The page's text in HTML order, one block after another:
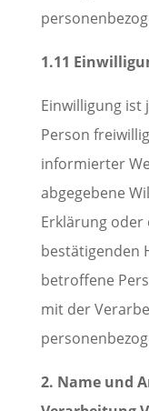
1.11
Einwilligung
Person
informierter
abgegebene
Erklärung
bestätigenden
betroffene
mit der
2. Name und